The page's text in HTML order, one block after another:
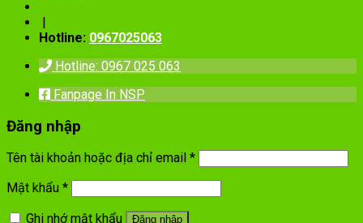
|
Hotline: 0967025063
Hotline: 0967 025 063
Fanpage In NSP
Đăng nhập
Tên tài khoản hoặc địa chỉ email *
Mật khẩu *
Ghi nhớ mật khẩu
Đăng nhập